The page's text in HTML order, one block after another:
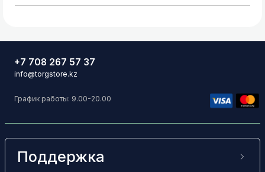
Поддержка
+7 708 267 57 37
info@torgstore.kz
График работы: 9.00-20.00